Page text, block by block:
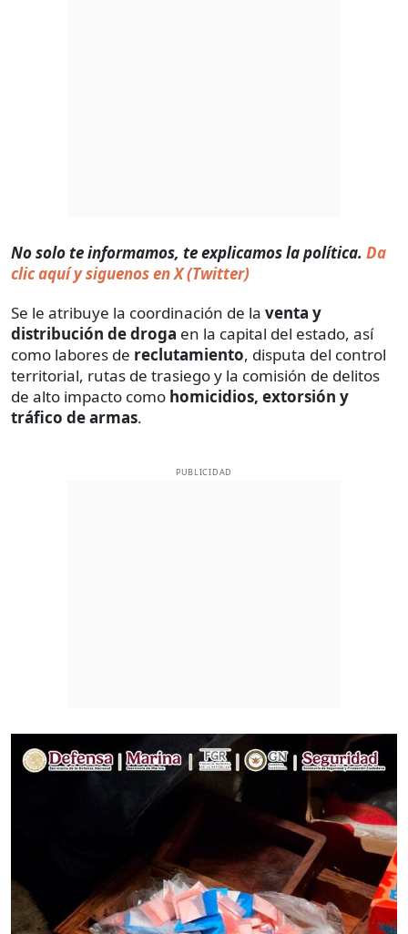
No solo te informamos, te explicamos la política. Da
clic aquí y siguenos en X (Twitter)
Se le atribuye la coordinación de la venta y
distribución de droga en la capital del estado, así
como labores de reclutamiento, disputa del control
territorial, rutas de trasiego y la comisión de delitos
de alto impacto como homicidios, extorsión y
tráfico de armas.
PUBLICIDAD